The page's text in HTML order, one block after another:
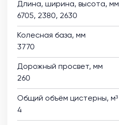
Длина, ширина, высота, мм
6705, 2380, 2630
Колесная база, мм
3770
Дорожный просвет, мм
260
Общий объём цистерны, м³
4